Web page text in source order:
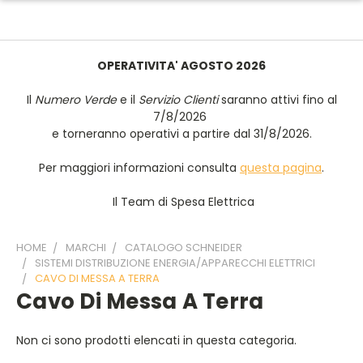
OPERATIVITA' AGOSTO 2026
Il Numero Verdee il Servizio Clientisaranno attivi fino al
7/8/2026
e torneranno operativi a partire dal 31/8/2026.
Per maggiori informazioni consulta questa pagina.
Il Team di Spesa Elettrica
HOME MARCHI
CATALOGO SCHNEIDER
SISTEMI DISTRIBUZIONE ENERGIA/APPARECCHI ELETTRICI
CAVO DI MESSA A TERRA
Cavo Di Messa A Terra
Non ci sono prodotti elencati in questa categoria.